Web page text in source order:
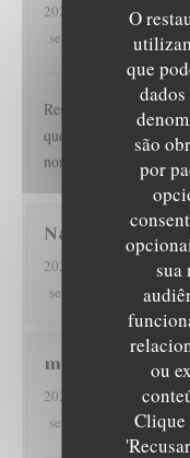
O
que
são
por
sua
ou
Clique
2026-08-01
- 19:30 -
service
ambience:
Restaurant l épicurien
que les clients soient
non fumeurs Pas de
Nathan
2026-08-01
- 19:30 -
service
ambience:
martine
2026-08-01
- 20:00 -
service
ambience: